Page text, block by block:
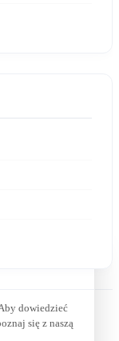
dowiedzieć
się z naszą
się z naszą